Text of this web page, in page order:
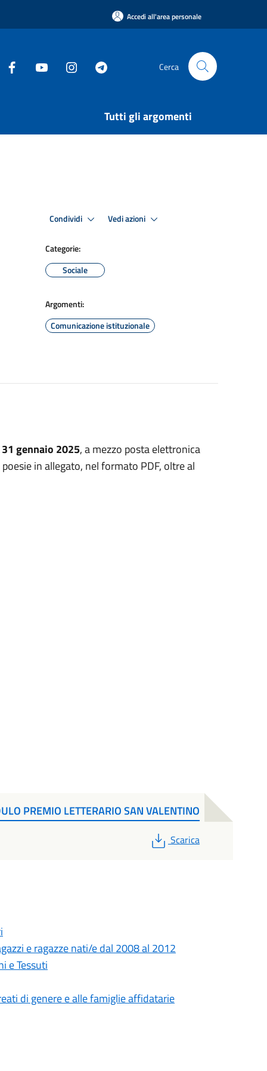
Accedi all'area personale
Cerca
Tutti gli argomenti
Condividi Vedi azioni
Categorie:
Sociale
Argomenti:
Comunicazione istituzionale
gennaio 2025, a mezzo posta elettronica
poesie in allegato, nel formato PDF, oltre al
PREMIO LETTERARIO SAN VALENTINO
PDF
Scarica
e ragazze nati/e dal 2008 al 2012
e Tessuti
di genere e alle famiglie affidatarie